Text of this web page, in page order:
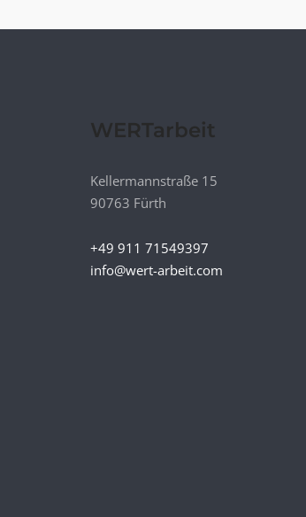
WERTarbeit
Kellermannstraße 15
90763 Fürth
+49 911 71549397
info@wert-arbeit.com